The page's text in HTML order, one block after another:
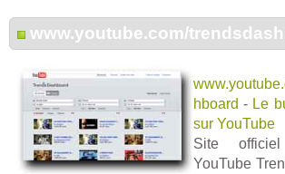
www.youtube.com/
hboard - Le
sur YouTube
Site
YouTube